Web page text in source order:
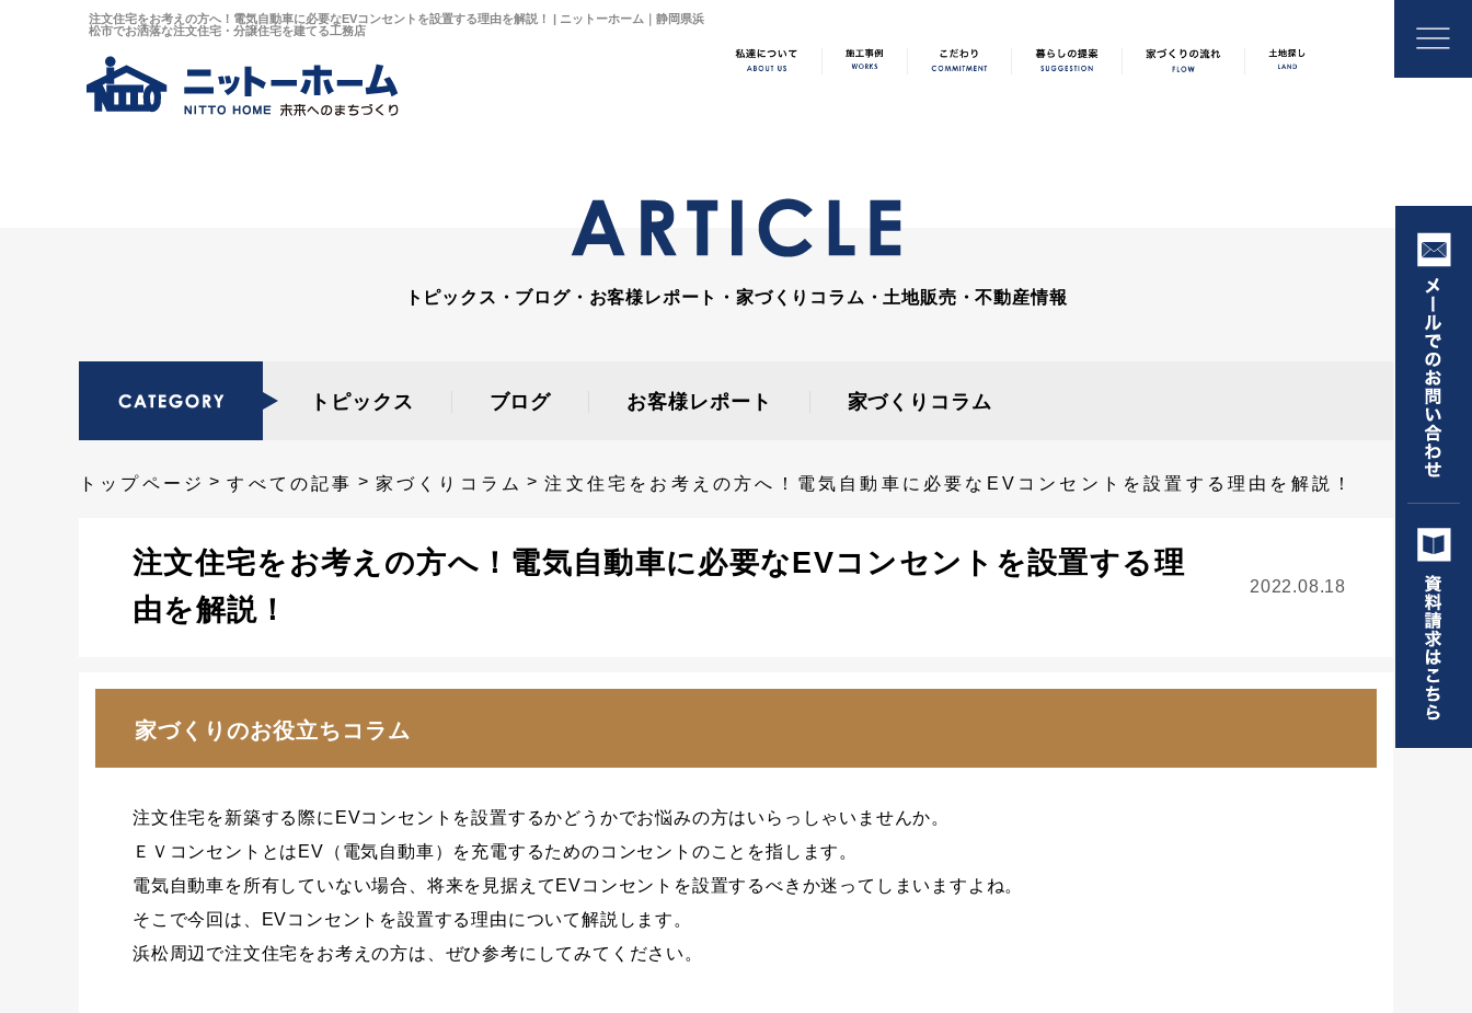
注文住宅をお考えの方へ！電気自動車に必要なEVコンセントを設置する理由を解説！ | ニットーホーム｜静岡県浜
松市でお洒落な注文住宅・分譲住宅を建てる工務店
トピックス・ブログ・お客様レポート・家づくりコラム・土地販売・不動産情報
トピックス ブログ お客様レポート 家づくりコラム
トップページ すべての記事 家づくりコラム 注文住宅をお考えの方へ！電気自動車に必要なEVコンセントを設置する理由を解説！
注文住宅をお考えの方へ！電気自動車に必要なEVコンセントを設置する理
由を解説！
2022.08.18
家づくりのお役立ちコラム
注文住宅を新築する際にEVコンセントを設置するかどうかでお悩みの方はいらっしゃいませんか。
ＥＶコンセントとはEV（電気自動車）を充電するためのコンセントのことを指します。
電気自動車を所有していない場合、将来を見据えてEVコンセントを設置するべきか迷ってしまいますよね。
そこで今回は、EVコンセントを設置する理由について解説します。
浜松周辺で注文住宅をお考えの方は、ぜひ参考にしてみてください。